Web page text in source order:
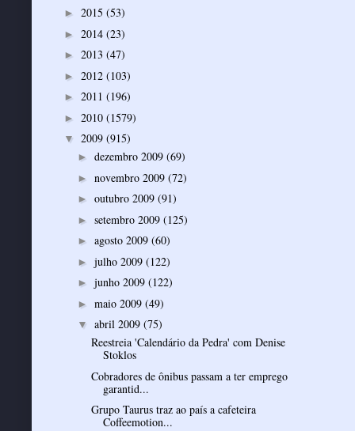
► 2015 (53)
► 2014 (23)
► 2013 (47)
► 2012 (103)
► 2011 (196)
► 2010 (1579)
▼ 2009 (915)
► dezembro 2009 (69)
► novembro 2009 (72)
► outubro 2009 (91)
► setembro 2009 (125)
► agosto 2009 (60)
► julho 2009 (122)
► junho 2009 (122)
► maio 2009 (49)
▼ abril 2009 (75)
Reestreia 'Calendário da Pedra' com Denise
Stoklos
Cobradores de ônibus passam a ter emprego
garantid...
Grupo Taurus traz ao país a cafeteira
Coffeemotion...